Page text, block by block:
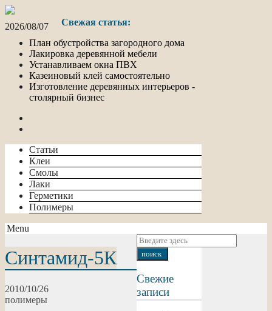
2026/08/07
Свежая статья:
План обустройства загородного дома
Лакировка деревянной мебели
Устанавливаем окна ПВХ
Казеиновый клей самостоятельно
Изготовление деревянных интерьеров -
столярный бизнес
Статьи
Клеи
Смолы
Лаки
Герметики
Полимеры
Menu
Свежие
записи
Синтамид-5К
2010/10/26
полимеры